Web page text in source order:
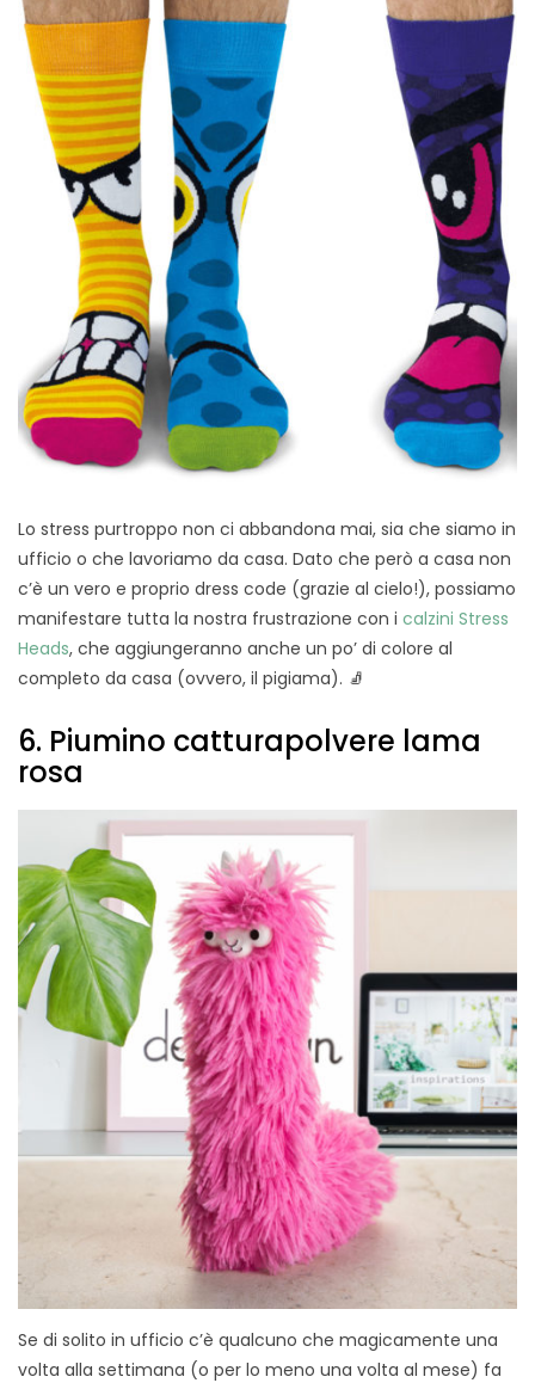
Lo stress purtroppo non ci abbandona mai, sia che siamo in
ufficio o che lavoriamo da casa. Dato che però a casa non
c’è un vero e proprio dress code (grazie al cielo!), possiamo
manifestare tutta la nostra frustrazione con i calzini Stress
Heads, che aggiungeranno anche un po’ di colore al
completo da casa (ovvero, il pigiama). 🧦
6. Piumino catturapolvere lama
rosa
Se di solito in ufficio c’è qualcuno che magicamente una
volta alla settimana (o per lo meno una volta al mese) fa